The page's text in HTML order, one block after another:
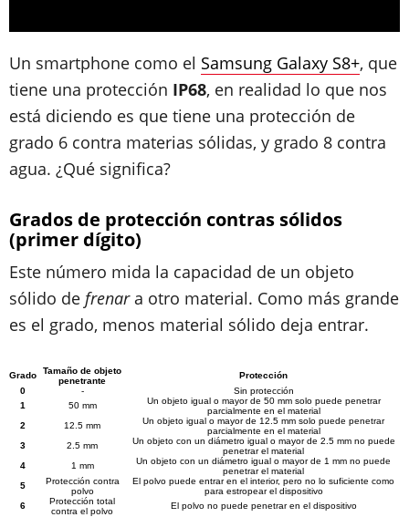
Un smartphone como el Samsung Galaxy S8+, que
tiene una protección IP68, en realidad lo que nos
está diciendo es que tiene una protección de
grado 6 contra materias sólidas, y grado 8 contra
agua. ¿Qué significa?
Grados de protección contras sólidos
(primer dígito)
Este número mida la capacidad de un objeto
sólido de frenara otro material. Como más grande
es el grado, menos material sólido deja entrar.
Grado
Tamaño de objeto
penetrante
Protección
0
-
Sin protección
1
50 mm
Un objeto igual o mayor de 50 mm solo puede penetrar
parcialmente en el material
2
12.5 mm
Un objeto igual o mayor de 12.5 mm solo puede penetrar
parcialmente en el material
3
2.5 mm
Un objeto con un diámetro igual o mayor de 2.5 mm no puede
penetrar el material
4
1 mm
Un objeto con un diámetro igual o mayor de 1 mm no puede
penetrar el material
5
Protección contra
polvo
El polvo puede entrar en el interior, pero no lo suficiente como
para estropear el dispositivo
6
Protección total
contra el polvo
El polvo no puede penetrar en el dispositivo